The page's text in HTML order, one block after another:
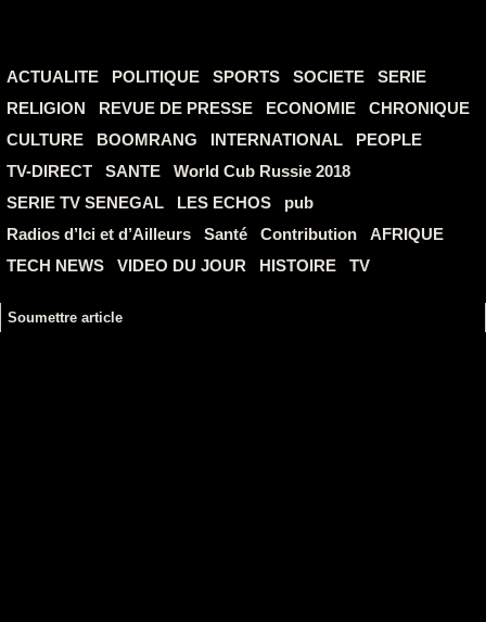
ACTUALITE POLITIQUE SPORTS SOCIETE
SERIE
RELIGION
REVUE DE PRESSE ECONOMIE
CHRONIQUE
CULTURE
BOOMRANG INTERNATIONAL
PEOPLE
TV-DIRECT
SANTE
World Cub Russie 2018
SERIE TV SENEGAL
LES ECHOS
pub
Radios d’Ici et d’Ailleurs
Santé Contribution
AFRIQUE
TECH NEWS
VIDEO DU JOUR HISTOIRE TV
Soumettre article